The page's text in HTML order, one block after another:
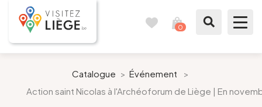
0
Comme un Liégeois
Catalogue > Événement
>
Action saint Nicolas à l'Archéoforum de Liège | En